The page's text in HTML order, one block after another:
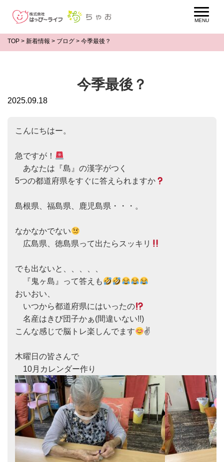
TOP > 新着情報 > ブログ > 今季最後？
今季最後？
2025.09.18
こんにちはー。
急ですが！
あなたは『島』の漢字がつく
5つの都道府県をすぐに答えられますか
島根県、福島県、鹿児島県・・・。
なかなかでない
広島県、徳島県って出たらスッキリ
でも出ないと、、、、、
『鬼ヶ島』って答えも
おいおい、
いつから都道府県にはいったの
名産はきび団子かぁ(間違いない!!)
こんな感じで脳トレ楽しんでます
✌
木曜日の皆さんで